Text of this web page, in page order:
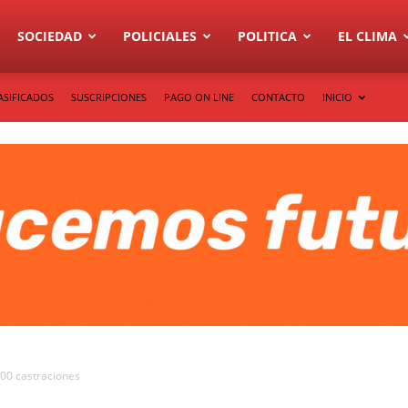
SOCIEDAD POLICIALES POLITICA EL CLIMA
SUSCRIPCIONES PAGO ON LINE CONTACTO INICIO
castraciones